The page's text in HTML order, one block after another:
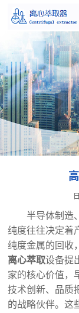
半导体制造
纯度往往决定
纯度金属的回收
离心萃取设备提
家的核心价值，
技术创新、品质
的战略伙伴。这